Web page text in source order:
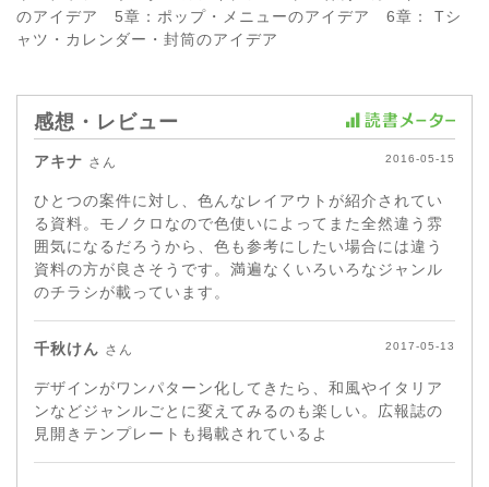
のアイデア 5章：ポップ・メニューのアイデア 6章： Tシ
ャツ・カレンダー・封筒のアイデア
感想・レビュー
アキナ さん 2016-05-15
ひとつの案件に対し、色んなレイアウトが紹介されてい
る資料。モノクロなので色使いによってまた全然違う雰
囲気になるだろうから、色も参考にしたい場合には違う
資料の方が良さそうです。満遍なくいろいろなジャンル
のチラシが載っています。
千秋けん さん 2017-05-13
デザインがワンパターン化してきたら、和風やイタリア
ンなどジャンルごとに変えてみるのも楽しい。広報誌の
見開きテンプレートも掲載されているよ